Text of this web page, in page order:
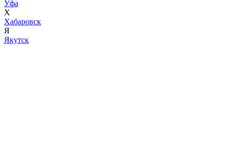
Уфа
Х
Хабаровск
Я
Якутск